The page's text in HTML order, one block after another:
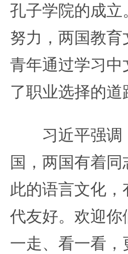
孔子学院的成
努力，两国教
青年通过学习
了职业选择的
习近平强调
国，两国有着
此的语言文化
代友好。欢迎
一走、看一看